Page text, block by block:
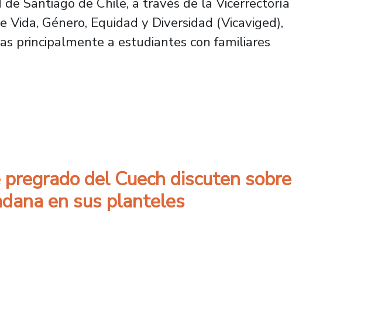
Género, Equidad y Diversidad (Vicaviged),
principalmente a estudiantes con familiares
con familias afectadas por los terremotos en Venezuela
del Cuech discuten sobre
en sus planteles